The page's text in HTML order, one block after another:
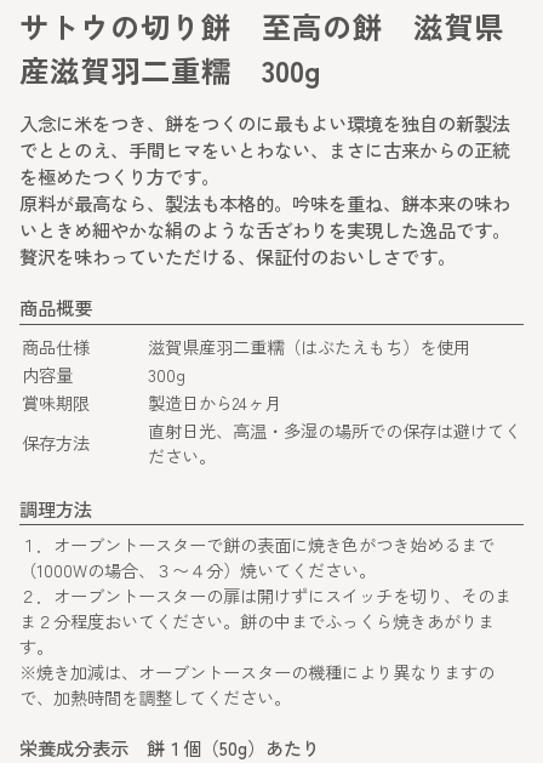
サトウの切り餅 至高の餅 滋賀県
産滋賀羽二重糯 300g
入念に米をつき、餅をつくのに最もよい環境を独自の新製法
でととのえ、手間ヒマをいとわない、まさに古来からの正統
を極めたつくり方です。
原料が最高なら、製法も本格的。吟味を重ね、餅本来の味わ
いときめ細やかな絹のような舌ざわりを実現した逸品です。
贅沢を味わっていただける、保証付のおいしさです。
商品概要
商品仕様
滋賀県産羽二重糯（はぶたえもち）を使用
内容量
300g
賞味期限
製造日から24ヶ月
保存方法
直射日光、高温・多湿の場所での保存は避けてく
ださい。
調理方法
１．オーブントースターで餅の表面に焼き色がつき始めるまで
（1000Wの場合、３〜４分）焼いてください。
２．オーブントースターの扉は開けずにスイッチを切り、そのま
ま２分程度おいてください。餅の中までふっくら焼きあがりま
す。
※焼き加減は、オーブントースターの機種により異なりますの
で、加熱時間を調整してください。
栄養成分表示 餅１個（50g）あたり